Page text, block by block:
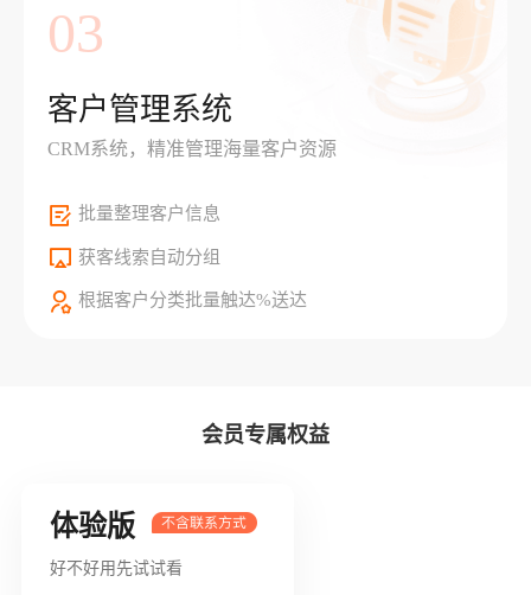
03
客户管理系统
CRM系统，精准管理海量客户资源
批量整理客户信息
获客线索自动分组
根据客户分类批量触达%送达
会员专属权益
体验版
好不好用先试试看